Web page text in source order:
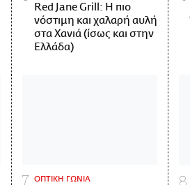
Red Jane Grill: Η πιο
νόστιμη και χαλαρή αυλή
στα Χανιά (ίσως και στην
Ελλάδα)
ΟΠΤΙΚΗ ΓΩΝΙΑ